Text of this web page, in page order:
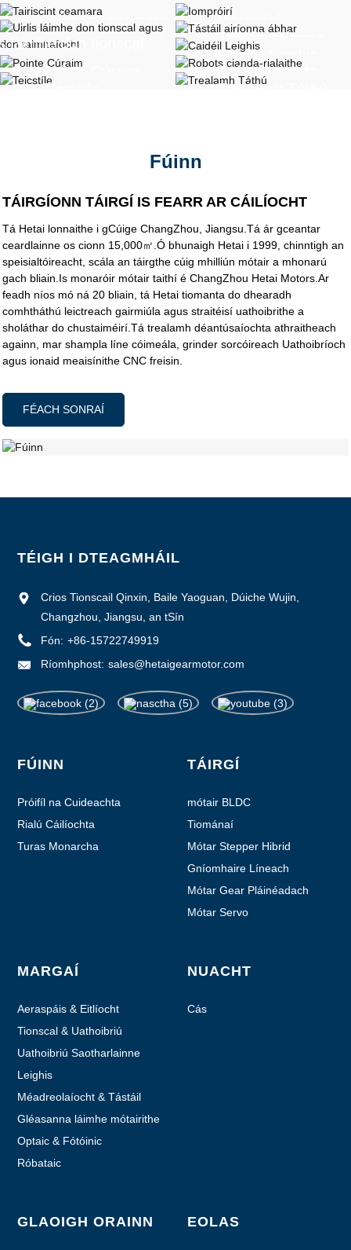
Tairiscint ceamara
Iompróirí
láimhe don tionscal
don talmhaíocht
Tástáil airíonna
ábhar
Caidéil Leighis
Pointe Cúraim
Robots cianda-
Teicstíle Trealamh Táthú
Fúinn
TÁIRGÍONN TÁIRGÍ IS FEARR AR CÁILÍOCHT
Tá Hetai lonnaithe i gCúige ChangZhou, Jiangsu.Tá ár gceantar
ceardlainne os cionn 15,000㎡.Ó bhunaigh Hetai i 1999, chinntigh an
speisialtóireacht, scála an táirgthe cúig mhilliún mótair a mhonarú
gach bliain.Is monaróir mótair taithí é ChangZhou Hetai Motors.Ar
feadh níos mó ná 20 bliain, tá Hetai tiomanta do dhearadh
comhtháthú leictreach gairmiúla agus straitéisí uathoibrithe a
sholáthar do chustaiméirí.Tá trealamh déantúsaíochta athraitheach
againn, mar shampla líne cóimeála, grinder sorcóireach Uathoibríoch
agus ionaid meaisínithe CNC freisin.
FÉACH SONRAÍ
TÉIGH I DTEAGMHÁIL
Crios Tionscail Qinxin, Baile Yaoguan, Dúiche Wujin,
Changzhou, Jiangsu, an tSín
Fón: +86-15722749919
Ríomhphost: sales@hetaigearmotor.com
FÚINN
Próifíl na Cuideachta
Rialú Cáilíochta
Turas Monarcha
TÁIRGÍ
mótair BLDC
Tiománaí
Mótar Stepper Hibrid
Gníomhaire Líneach
Mótar Gear Pláinéadach
Mótar Servo
MARGAÍ
Aeraspáis & Eitlíocht
Tionscal & Uathoibriú
Uathoibriú Saotharlainne
Leighis
Méadreolaíocht & Tástáil
Gléasanna láimhe mótairithe
Optaic & Fótóinic
Róbataic
NUACHT
Cás
GLAOIGH ORAINN EOLAS